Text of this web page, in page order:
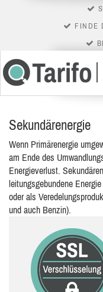
FINDE
Sekundärenergie
Wenn Primärenergie
am Ende des
Energieverlust.
leitungsgebundene
oder als
und auch Benzin).